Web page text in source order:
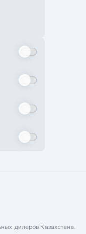
дилеров Казахстана.